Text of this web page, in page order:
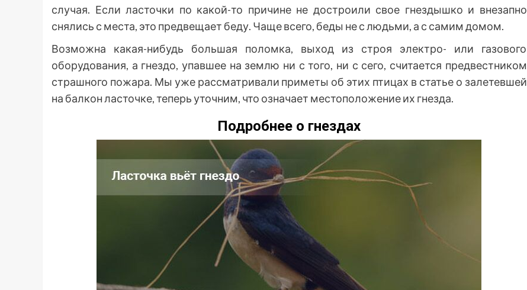
случая. Если ласточки по какой-то причине не достроили свое гнездышко и внезапно
снялись с места, это предвещает беду. Чаще всего, беды не с людьми, а с самим домом.
Возможна какая-нибудь большая поломка, выход из строя электро- или газового
оборудования, а гнездо, упавшее на землю ни с того, ни с сего, считается предвестником
страшного пожара. Мы уже рассматривали приметы об этих птицах в статье о залетевшей
на балкон ласточке, теперь уточним, что означает местоположение их гнезда.
Подробнее о гнездах